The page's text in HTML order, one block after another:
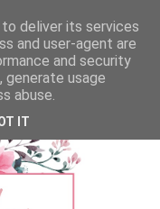
deliver its services
and user-agent are
and security
usage
abuse.
IT